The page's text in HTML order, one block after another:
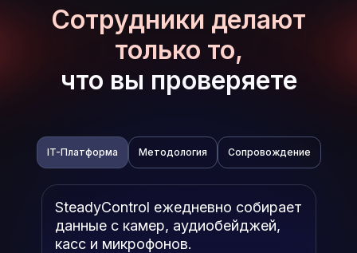
Сотрудники делают
только то,
что вы проверяете
IT-Платформа Методология Сопровождение
SteadyControl владеет полным
набором инструментов для роста
соблюдения бизнес-процессов:
SteadyControl ежедневно собирает
данные с камер, аудиобейджей,
касс и микрофонов.